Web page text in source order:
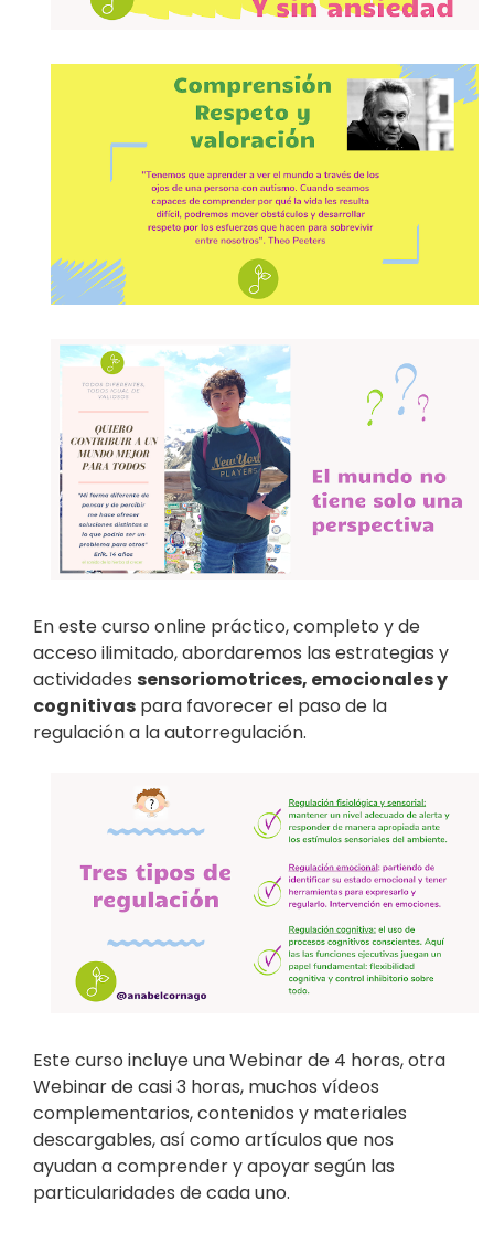
En este curso online práctico, completo y de
acceso ilimitado, abordaremos las estrategias y
actividades sensoriomotrices, emocionales y
cognitivas para favorecer el paso de la
regulación a la autorregulación.
Este curso incluye una Webinar de 4 horas, otra
Webinar de casi 3 horas, muchos vídeos
complementarios, contenidos y materiales
descargables, así como artículos que nos
ayudan a comprender y apoyar según las
particularidades de cada uno.